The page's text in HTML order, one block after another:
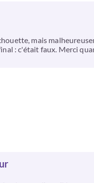
mais
: c'était faux. Merci